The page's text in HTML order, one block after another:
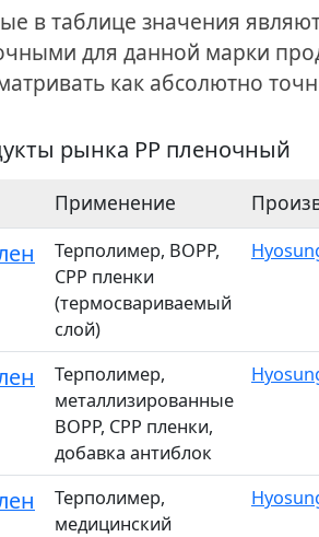
в таблице значения
для данной марки
как абсолютно
рынка PP пленочный
Применение
Терполимер, BOPP,
CPP пленки
(термосвариваемый
слой)
Терполимер,
металлизированные
BOPP, CPP пленки,
добавка антиблок
Терполимер,
медицинский